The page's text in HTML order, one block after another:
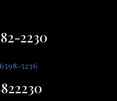
2230
6598-5236